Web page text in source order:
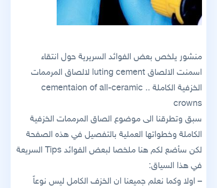
منشور يلخص بعض الفوائد السريرية حول انتقاء
اسمنت الالصاق luting cement لالصاق المرممات
الخزفية الكاملة .. cementaion of all-ceramic
crowns
سبق وتطرقنا الى موضوع الصاق المرممات الخزفية
الكاملة وخطواتها العملية بالتفصيل في هذه الصفحة
لكن سأضع لكم هنا ملخصا لبعض الفوائد Tips السريعة
في هذا السياق:
– اولا وكما نعلم جميعنا ان الخزف الكامل ليس نوعاً